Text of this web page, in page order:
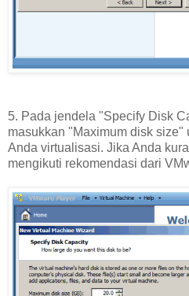
5. Pada jendela "Specify Disk
masukkan "Maximum disk size"
Anda virtualisasi. Jika Anda
mengikuti rekomendasi dari